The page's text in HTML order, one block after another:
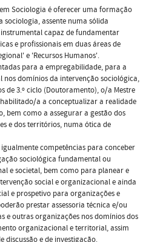
Sociologia é oferecer uma formação
assente numa sólida
capaz de fundamentar
e profissionais em duas áreas de
e 'Recursos Humanos'.
para a empregabilidade, para a
domínios da intervenção sociológica,
de 3.º ciclo (Doutoramento), o/a Mestre
a a conceptualizar a realidade
bem como a assegurar a gestão dos
e dos territórios, numa ótica de
competências para conceber
sociológica fundamental ou
e societal, bem como para planear e
social e organizacional e ainda
e prospetivo para organizações e
prestar assessoria técnica e/ou
e outras organizações nos domínios dos
organizacional e territorial, assim
discussão e de investigação.